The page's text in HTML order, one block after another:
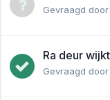
Gevraagd door
Ra deur
Gevraagd door